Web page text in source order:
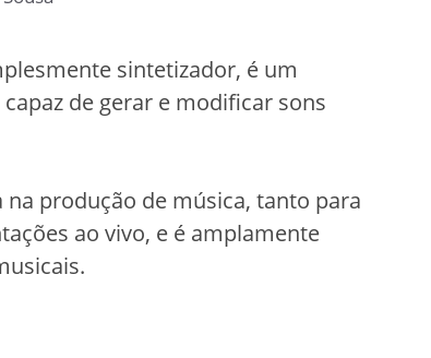
sintetizador, é um
de gerar e modificar sons
produção de música, tanto para
ao vivo, e é amplamente